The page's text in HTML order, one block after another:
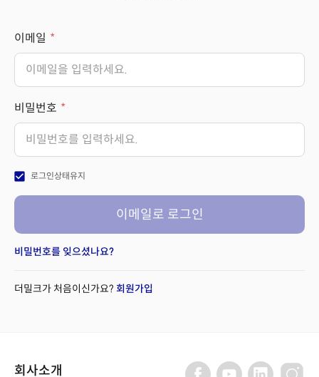
이메일
비밀번호
check_box 로그인상태유지
이메일로 로그인
비밀번호를 잊으셨나요?
더밀크가 처음이신가요? 회원가입
회사소개